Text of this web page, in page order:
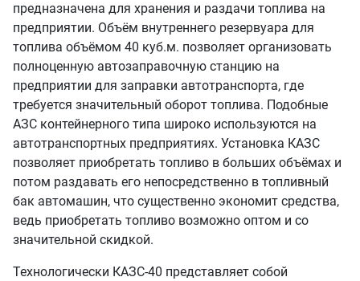
предназначена для хранения и раздачи топлива на
предприятии. Объём внутреннего резервуара для
топлива объёмом 40 куб.м. позволяет организовать
полноценную автозаправочную станцию на
предприятии для заправки автотранспорта, где
требуется значительный оборот топлива. Подобные
АЗС контейнерного типа широко используются на
автотранспортных предприятиях. Установка КАЗС
позволяет приобретать топливо в больших объёмах и
потом раздавать его непосредственно в топливный
бак автомашин, что существенно экономит средства,
ведь приобретать топливо возможно оптом и со
значительной скидкой.
Технологически КАЗС-40 представляет собой